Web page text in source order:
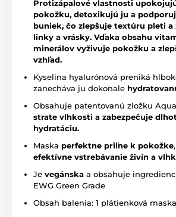
Protizápalové vlastnosti
pokožku, detoxikujú ju a
buniek, čo zlepšuje textúru pleti a
linky a vrásky. Vďaka obsahu
minerálov vyživuje pokožku a
vzhľad.
Kyselina hyalurónová preniká
zanecháva ju dokonale
Obsahuje patentovanú zložku
strate vlhkosti a zabezpečuje
hydratáciu.
Maska perfektne priľne k pokožke
efektívne vstrebávanie živín a
Je vegánska a obsahuje
EWG Green Grade
Obsah balenia: 1 plátienková